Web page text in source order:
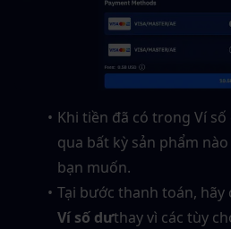
Khi tiền đã có trong Ví
qua bất kỳ sản phẩm
bạn muốn.
Tại bước thanh toán, hãy
Ví số dưthay vì các tùy